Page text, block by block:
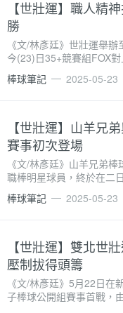
【世壯運】職人精
勝
《文/林彥廷》世壯運舉
今(23)日35+競賽組FOX
趙智烜，本業就是「麵家
內諸多陳設都與棒球相�
棒球筆記 2025-05-23
【世壯運】山羊兄
賽事初次登場
《文/林彥廷》山羊兄弟
職棒明星球員，終於在二
前富邦悍將投手林晨樺主
樺。圖/林彥廷)直到第三局
棒球筆記 2025-05-23
【世壯運】雙北世
壓制拔得頭籌
《文/林彥廷》5月22日
子棒球公開組賽事首戰，
球隊。飛鼠隊在首局便展